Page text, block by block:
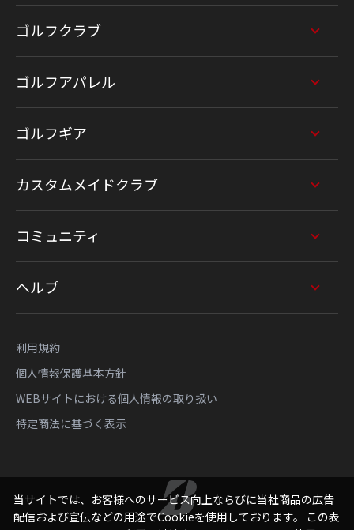
ゴルフクラブ
ゴルフアパレル
ゴルフギア
カスタムメイドクラブ
コミュニティ
ヘルプ
利用規約
個人情報保護基本方針
WEBサイトにおける個人情報の取り扱い
特定商法に基づく表示
当サイトでは、お客様へのサービス向上ならびに当社商品の広告
配信および宣伝などの用途でCookieを使用しております。 この表